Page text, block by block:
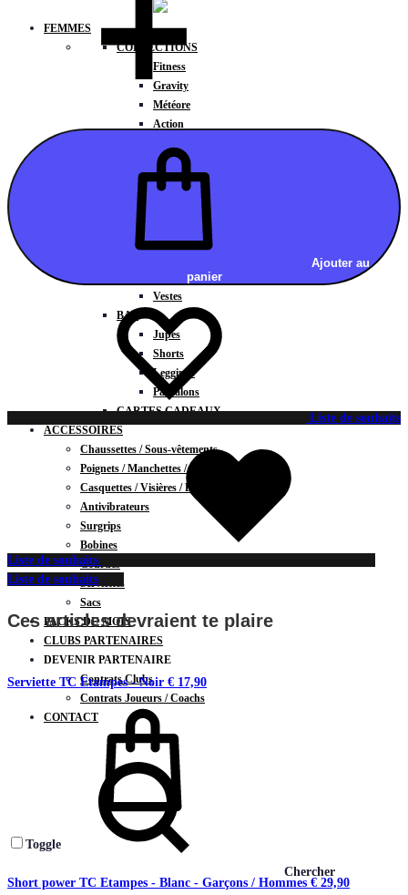
FEMMES
COLLECTIONS
Fitness
Gravity
Météore
Action
Brassières
Débardeurs
T-shirts manches courtes
T-shirts manches longues
Sweat-shirts
Sweats à capuche zippé
Vestes
BAS
Jupes
Shorts
Leggings
Pantalons
CARTES CADEAUX
ACCESSOIRES
Chaussettes / Sous-vêtements
Poignets / Manchettes / Gants
Casquettes / Visières / Bandeaux
Antivibrateurs
Surgrips
Bobines
Gourdes
Serviettes
Sacs
PACKS DU MOIS
CLUBS PARTENAIRES
DEVENIR PARTENAIRE
Contrats Clubs
Contrats Joueurs / Coachs
CONTACT
Chercher
Ajouter au
panier
Liste de souhaits
Liste de souhaits
Liste de souhaits
Ces articles devraient te plaire
Serviette TC Etampes - Noir € 17,90
Toggle
Short power TC Etampes - Blanc - Garçons / Hommes € 29,90